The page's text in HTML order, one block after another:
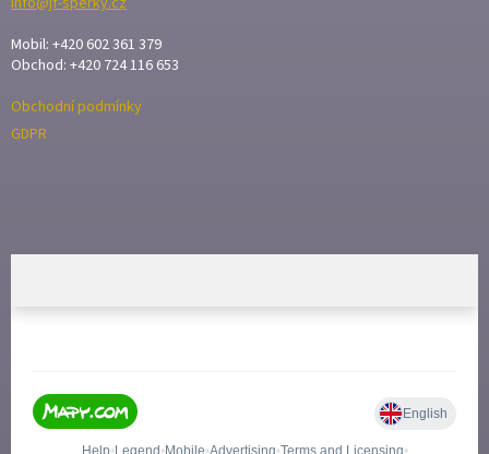
Mobil: +420 602 361 379
Obchod: +420 724 116 653
Obchodní podmínky
GDPR